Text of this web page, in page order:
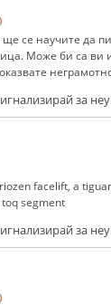
ще се научите да
Може би са ви
за
facelift, a
segment
за